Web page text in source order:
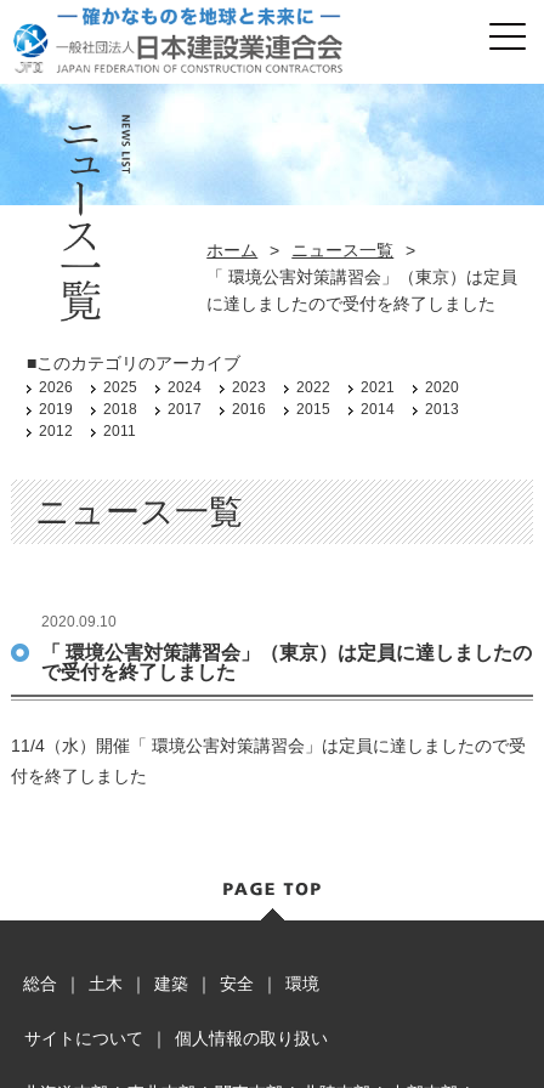
ホーム > ニュース一覧
>
「 環境公害対策講習会」（東京）は定員
に達しましたので受付を終了しました
ニュース一覧
2020.09.10
「 環境公害対策講習会」（東京）は定員に達しましたの
で受付を終了しました
11/4（水）開催「 環境公害対策講習会」は定員に達しましたので受
付を終了しました
■このカテゴリのアーカイブ
2026 2025 2024 2023 2022 2021
2020
2019
2018 2017 2016 2015 2014
2013
2012
2011
総合 ｜ 土木 ｜ 建築 ｜ 安全 ｜ 環境
サイトについて ｜ 個人情報の取り扱い